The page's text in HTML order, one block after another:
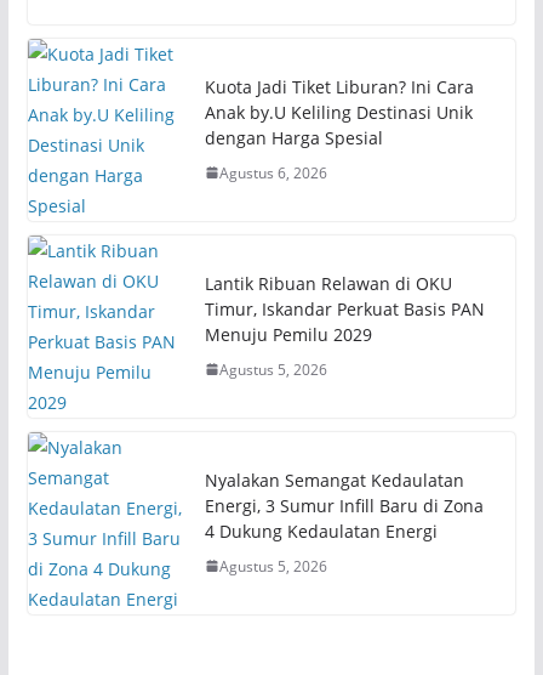
Kuota Jadi Tiket Liburan? Ini Cara
Anak by.U Keliling Destinasi Unik
dengan Harga Spesial
Agustus 6, 2026
Lantik Ribuan Relawan di OKU
Timur, Iskandar Perkuat Basis PAN
Menuju Pemilu 2029
Agustus 5, 2026
Nyalakan Semangat Kedaulatan
Energi, 3 Sumur Infill Baru di Zona
4 Dukung Kedaulatan Energi
Agustus 5, 2026